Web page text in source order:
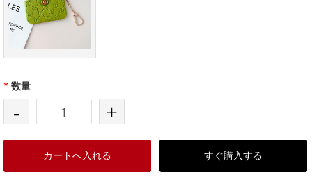
* 数量
- +
カートへ入れる すぐ購入する